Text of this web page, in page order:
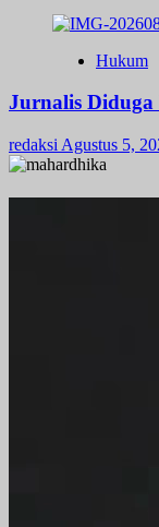
Hukum
Jurnalis Diduga
redaksi Agustus 5,